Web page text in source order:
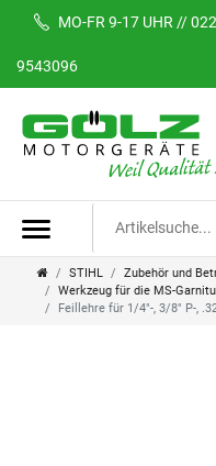
MO-FR 9-17 UHR //
9543096
STIHL Zubehör und
Werkzeug für die MS-
Feillehre für 1/4"-, 3/8" P-,